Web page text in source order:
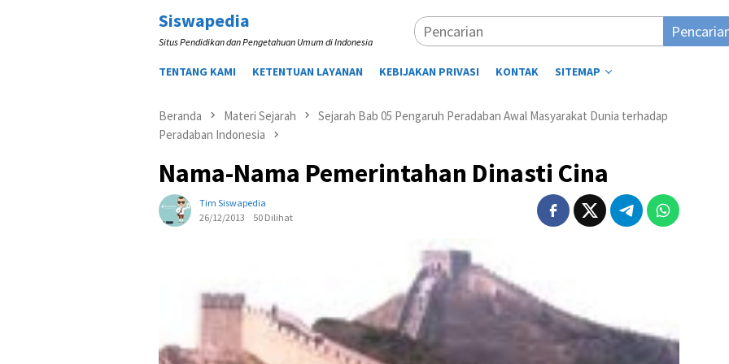
Loncat
Siswapedia
Situs Pendidikan dan Pengetahuan Umum di Indonesia
TENTANG KAMI KETENTUAN LAYANAN KEBIJAKAN PRIVASI KONTAK SITEMAP
Beranda Materi Sejarah
Sejarah Bab 05 Pengaruh Peradaban Awal Masyarakat Dunia terhadap
Peradaban Indonesia
Nama-Nama Pemerintahan Dinasti Cina
Tim Siswapedia
26/12/2013
50 Dilihat